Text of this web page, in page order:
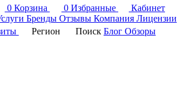
0 Корзина 0 Избранные
Кабинет
Бренды Отзывы Компания Лицензии
Регион Поиск Блог Обзоры